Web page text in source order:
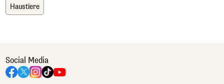
Haustiere
Social Media